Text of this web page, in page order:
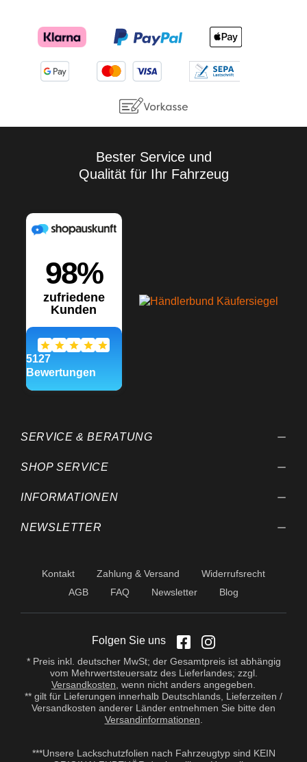
Bester Service und
Qualität für Ihr Fahrzeug
SERVICE & BERATUNG
SHOP SERVICE
INFORMATIONEN
NEWSLETTER
Kontakt Zahlung & Versand
Widerrufsrecht
AGB
FAQ Newsletter Blog
Folgen Sie uns
* Preis inkl. deutscher MwSt; der Gesamtpreis ist abhängig
vom Mehrwertsteuersatz des Lieferlandes; zzgl.
Versandkosten , wenn nicht anders angegeben.
** gilt für Lieferungen innerhalb Deutschlands, Lieferzeiten /
Versandkosten anderer Länder entnehmen Sie bitte den
Versandinformationen
***Unsere Lackschutzfolien nach Fahrzeugtyp sind KEIN